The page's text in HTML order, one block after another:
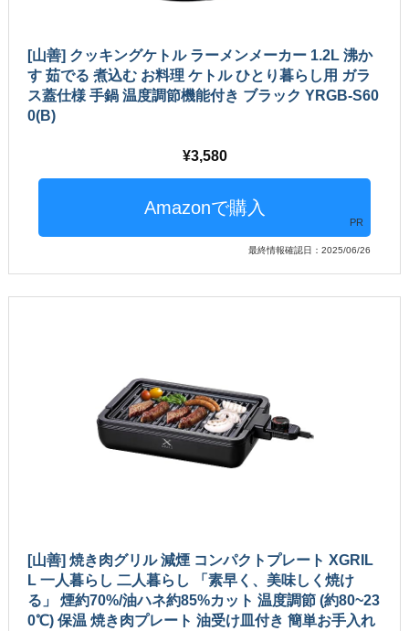
[山善] クッキングケトル ラーメンメーカー 1.2L 沸か
す 茹でる 煮込む お料理 ケトル ひとり暮らし用 ガラ
ス蓋仕様 手鍋 温度調節機能付き ブラック YRGB-S60
0(B)
3,580
PR
最終情報確認日：2025/06/26
[山善] 焼き肉グリル 減煙 コンパクトプレート XGRIL
L 一人暮らし 二人暮らし 「素早く、美味しく焼け
る」 煙約70%/油ハネ約85%カット 温度調節 (約80~23
0℃) 保温 焼き肉プレート 油受け皿付き 簡単お手入れ